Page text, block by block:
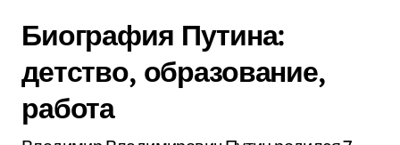
Биография Путина:
детство, образование,
работа